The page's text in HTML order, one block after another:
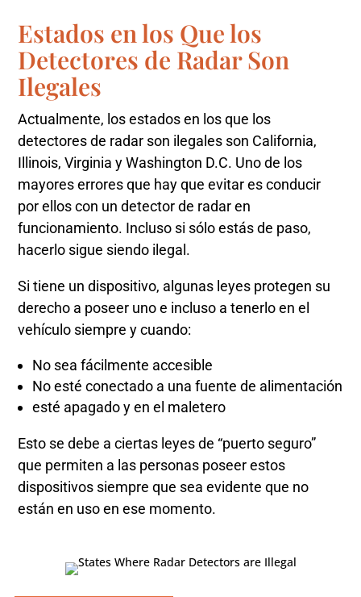
Estados en los Que los
Detectores de Radar Son
Ilegales
Actualmente, los estados en los que los
detectores de radar son ilegales son California,
Illinois, Virginia y Washington D.C. Uno de los
mayores errores que hay que evitar es conducir
por ellos con un detector de radar en
funcionamiento. Incluso si sólo estás de paso,
hacerlo sigue siendo ilegal.
Si tiene un dispositivo, algunas leyes protegen su
derecho a poseer uno e incluso a tenerlo en el
vehículo siempre y cuando:
No sea fácilmente accesible
No esté conectado a una fuente de alimentación
esté apagado y en el maletero
Esto se debe a ciertas leyes de “puerto seguro”
que permiten a las personas poseer estos
dispositivos siempre que sea evidente que no
están en uso en ese momento.